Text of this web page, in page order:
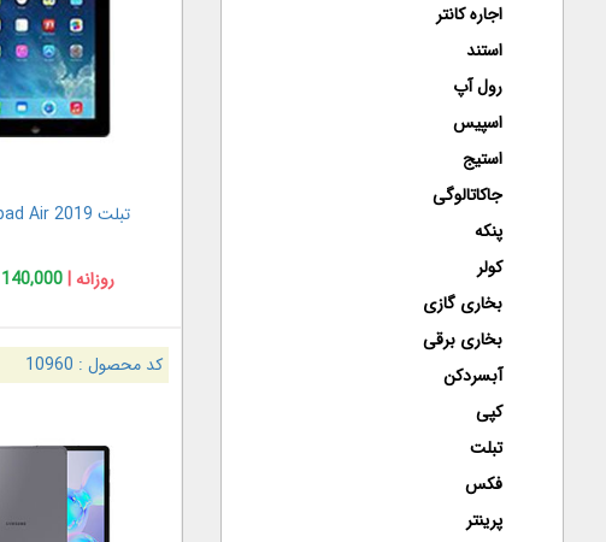
تبلت Apple ipad Air 2019
روزانه | 140,000 تومان
کد محصول : 10960
اجاره کانتر
استند
رول آپ
اسپیس
استیج
جاکاتالوگی
پنکه
کولر
بخاری گازی
بخاری برقی
آبسردکن
کپی
تبلت
فکس
پرینتر